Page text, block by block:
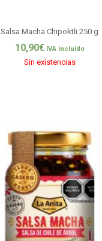
Salsa Macha Chipoktli 250 g
10,90€ IVA incluido
Sin existencias